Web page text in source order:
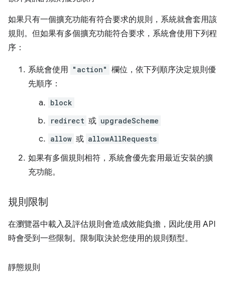
如果只有一個擴充功能有符合要求的規則，系統就會套用該
規則。但如果有多個擴充功能符合要求，系統會使用下列程
序：
系統會使用 "action" 欄位，依下列順序決定規則優
先順序：
block
redirect 或 upgradeScheme
allow 或 allowAllRequests
如果有多個規則相符，系統會優先套用最近安裝的擴
充功能。
規則限制
在瀏覽器中載入及評估規則會造成效能負擔，因此使用 API
時會受到一些限制。限制取決於您使用的規則類型。
靜態規則